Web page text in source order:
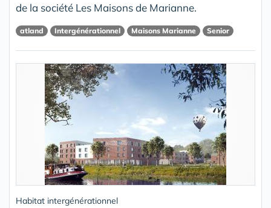
de la société Les Maisons de Marianne.
atland Intergénérationnel Maisons Marianne Senior
Habitat intergénérationnel